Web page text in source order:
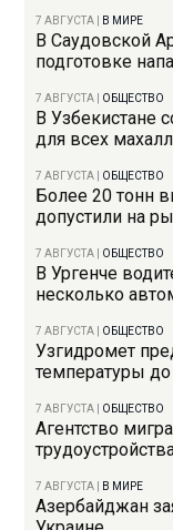
7 АВГУСТА В МИРЕ
В Саудовской
подготовке
7 АВГУСТА ОБЩЕСТВО
В Узбекистане
для всех
7 АВГУСТА ОБЩЕСТВО
Более 20 тонн
допустили на
7 АВГУСТА ОБЩЕСТВО
В Ургенче
несколько
7 АВГУСТА ОБЩЕСТВО
Узгидромет
температуры
7 АВГУСТА ОБЩЕСТВО
Агентство
7 АВГУСТА В МИРЕ
Азербайджан